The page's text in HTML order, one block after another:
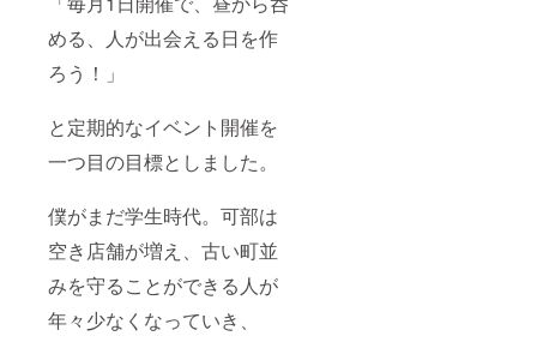
める、人が出会える日を作
ろう！」
と定期的なイベント開催を
一つ目の目標としました。
僕がまだ学生時代。可部は
空き店舗が増え、古い町並
みを守ることができる人が
年々少なくなっていき、